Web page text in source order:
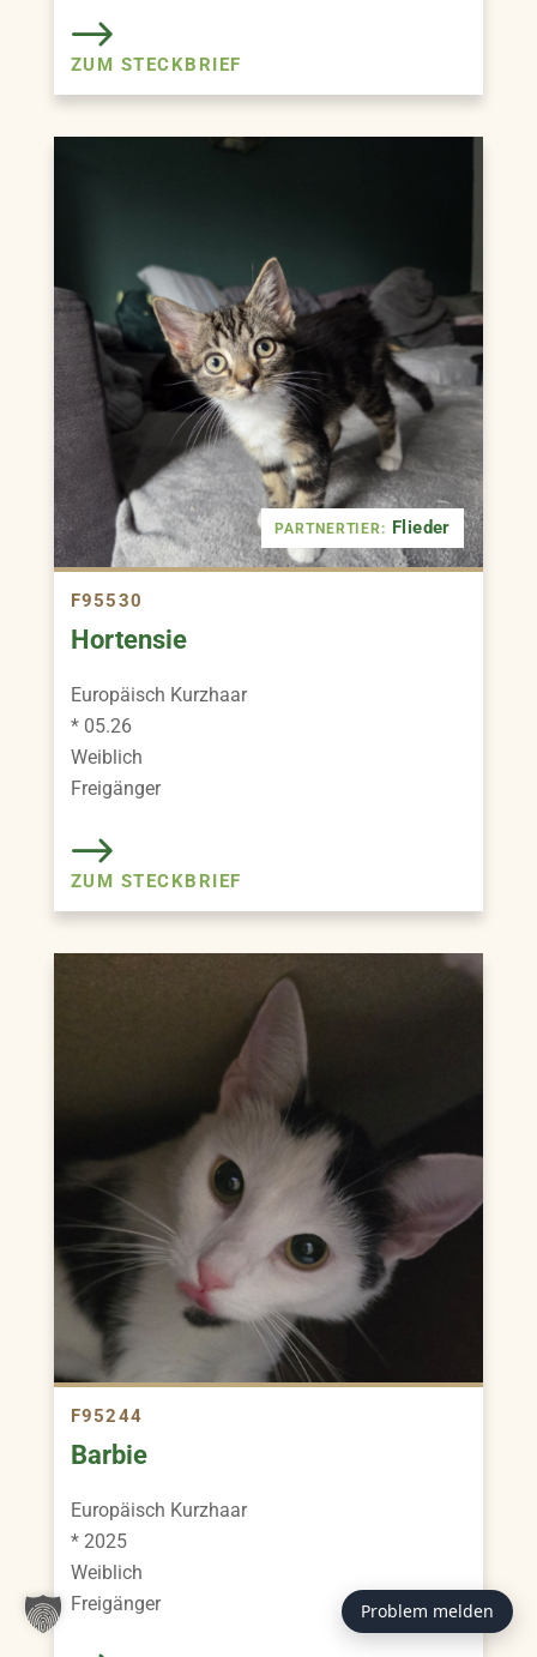
ZUM STECKBRIEF
PARTNERTIER: Flieder
F95530
Hortensie
Europäisch Kurzhaar
* 05.26
Weiblich
Freigänger
ZUM STECKBRIEF
F95244
Barbie
Europäisch Kurzhaar
* 2025
Weiblich
Freigänger
Problem melden